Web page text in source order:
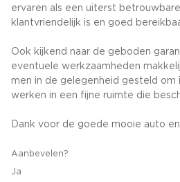
ervaren als een uiterst
klantvriendelijk is en goed
Ook kijkend naar de geboden
eventuele werkzaamheden
men in de gelegenheid gesteld om
werken in een fijne ruimte die
Dank voor de goede mooie auto
Aanbevelen?
Ja